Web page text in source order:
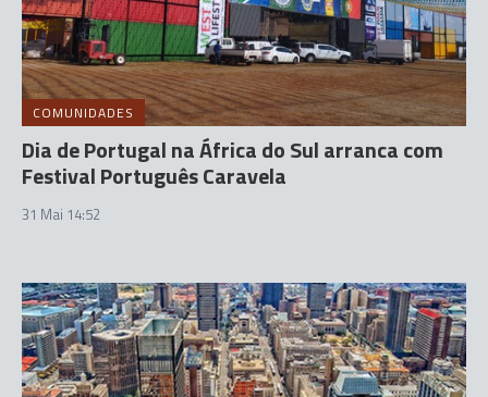
COMUNIDADES
Dia de Portugal na África do Sul arranca com
Festival Português Caravela
31 Mai 14:52